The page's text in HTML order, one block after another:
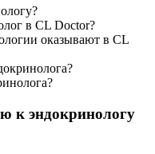
в CL Doctor?
оказывают в CL
к эндокринологу